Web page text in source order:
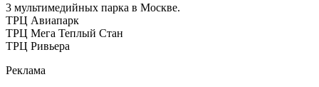
3 мультимедийных парка в Москве.
ТРЦ Авиапарк
ТРЦ Мега Теплый Стан
ТРЦ Ривьера
Реклама